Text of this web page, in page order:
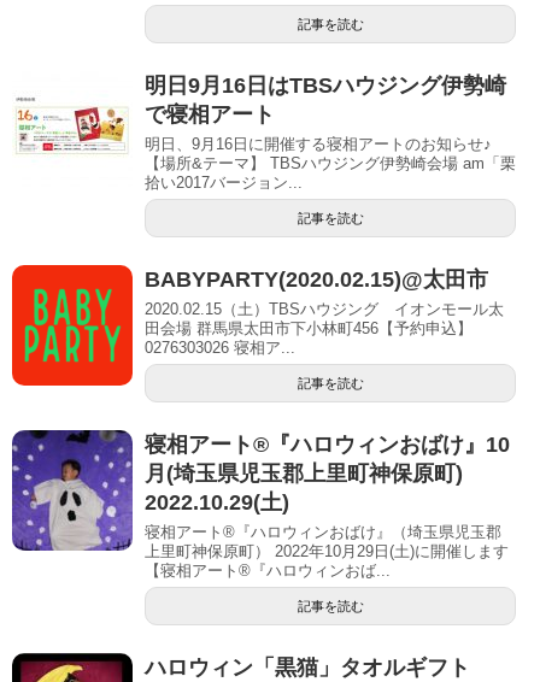
記事を読む
明日9月16日はTBSハウジング伊勢崎
で寝相アート
明日、9月16日に開催する寝相アートのお知らせ♪
【場所&テーマ】 TBSハウジング伊勢崎会場 am「栗
拾い2017バージョン...
記事を読む
BABYPARTY(2020.02.15)@太田市
2020.02.15（土）TBSハウジング イオンモール太
田会場 群馬県太田市下小林町456【予約申込】
0276303026 寝相ア...
記事を読む
寝相アート®︎『ハロウィンおばけ』10
月(埼玉県児玉郡上里町神保原町)
2022.10.29(土)
寝相アート®『ハロウィンおばけ』（埼玉県児玉郡
上里町神保原町） 2022年10月29日(土)に開催します
【寝相アート®︎『ハロウィンおば...
記事を読む
ハロウィン「黒猫」タオルギフト